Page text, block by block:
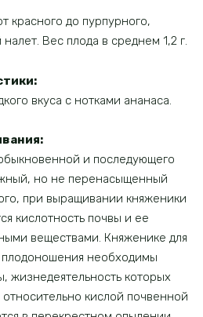
красного до пурпурного,
Вес плода в среднем 1,2 г.
вкуса с нотками ананаса.
и последующего
но не перенасыщенный
при выращивании княженики
кислотность почвы и ее
веществами. Княженике для
плодоношения необходимы
жизнедеятельность которых
кислой почвенной